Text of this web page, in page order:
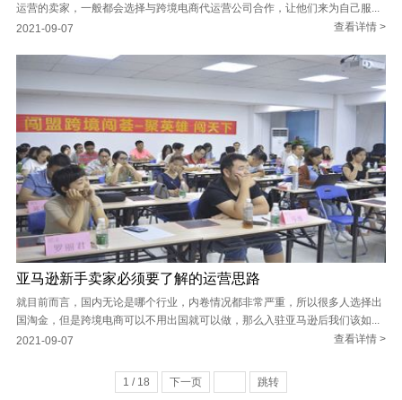
运营的卖家，一般都会选择与跨境电商代运营公司合作，让他们来为自己服...
查看详情 >
2021-09-07
亚马逊新手卖家必须要了解的运营思路
就目前而言，国内无论是哪个行业，内卷情况都非常严重，所以很多人选择出
国淘金，但是跨境电商可以不用出国就可以做，那么入驻亚马逊后我们该如...
查看详情 >
2021-09-07
1 / 18 下一页 跳转